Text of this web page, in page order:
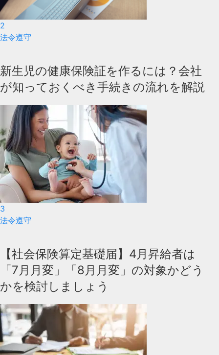
2
法令遵守
新生児の健康保険証を作るには？会社
が知っておくべき手続きの流れを解説
3
法令遵守
【社会保険算定基礎届】4月昇給者は
「7月月変」「8月月変」の対象かどう
かを検討しましょう